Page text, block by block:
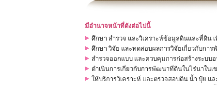
มีอำนาจหน้าที่ดังต่อไปนี้
ศึกษา สำรวจ และวิเคราะห์ข้อมูลดินและที่ดิน
ศึกษา วิจัย และทดสอบผลการวิจัยเกี่ยวกับกา
สำรวจออกแบบ และควบคุมการก่อสร้างระบ
ดำเนินการเกี่ยวกับการพัฒนาที่ดินในไร่นาใน
ให้บริการวิเคราะห์ และตรวจสอบดิน น้ำ ปุ๋ย แ